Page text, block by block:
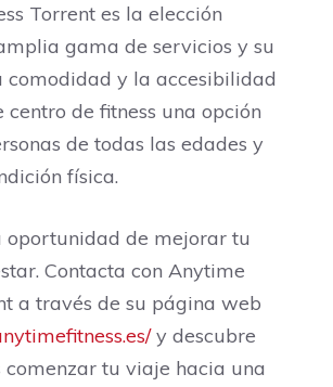
Torrent es la elección
gama de servicios y su
comodidad y la accesibilidad
centro de fitness una opción
de todas las edades y
física.
oportunidad de mejorar tu
Contacta con Anytime
a través de su página web
y descubre
comenzar tu viaje hacia una